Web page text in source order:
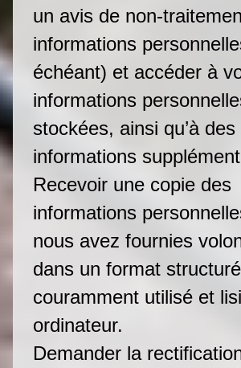
un avis de non-
informations
échéant) et accéder à
informations
stockées, ainsi qu’à des
informations
Recevoir une copie des
informations
nous avez fournies
dans un format
couramment utilisé et
ordinateur.
Demander la